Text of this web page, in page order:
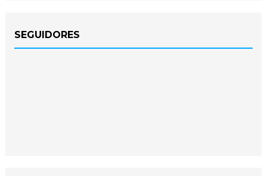
SEGUIDORES